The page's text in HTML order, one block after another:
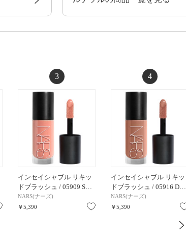
お気に入り
3
インセイシャブル リキッ
ドブラッシュ / 05909 S…
NARS(ナーズ)
￥5,390
お気に入り
4
インセイシャブル リキッ
ドブラッシュ / 05916 D…
NARS(ナーズ)
￥5,390